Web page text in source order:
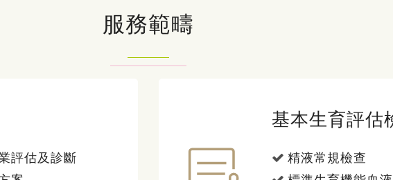
服務範疇
評估及診斷
基本生育評估
精液常規檢查